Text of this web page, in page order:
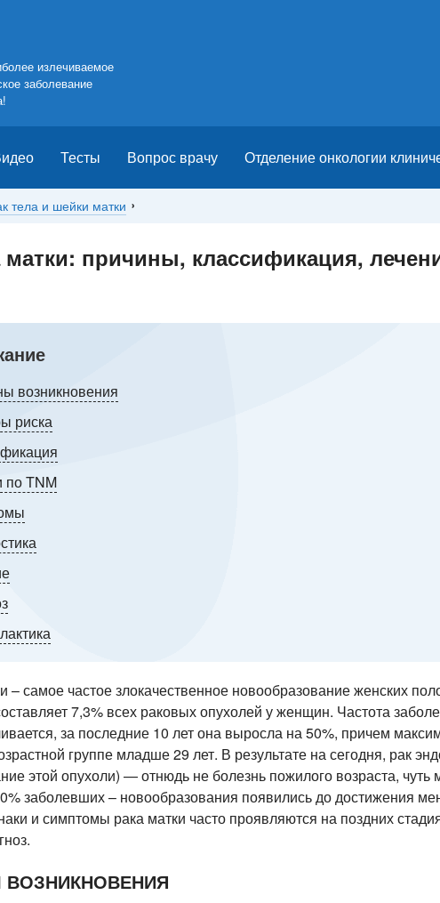
излечиваемое
заболевание
Тесты Вопрос врачу Отделение онкологии
тела и шейки матки
матки: причины, классификация,
возникновения
риска
по TNM
– самое частое злокачественное новообразование женских
7,3% всех раковых опухолей у женщин. Частота
за последние 10 лет она выросла на 50%, причем
группе младше 29 лет. В результате на сегодня, рак
этой опухоли) — отнюдь не болезнь пожилого возраста,
заболевших – новообразования появились до достижения
и симптомы рака матки часто проявляются на поздних